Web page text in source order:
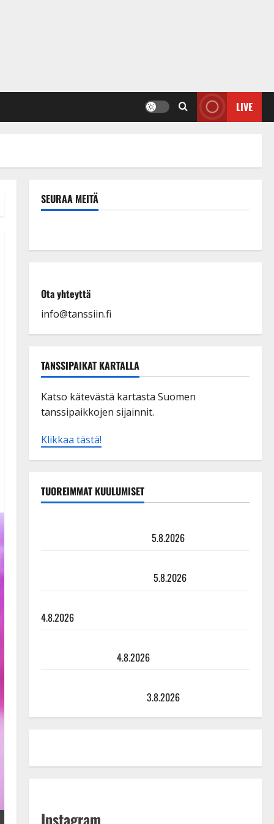
LIVE
SEURAA MEITÄ
Ota yhteyttä
info@tanssiin.fi
TANSSIPAIKAT KARTALLA
Katso kätevästä kartasta Suomen
tanssipaikkojen sijainnit.
Klikkaa tästä!
TUOREIMMAT KUULUMISET
5.8.2026
5.8.2026
4.8.2026
4.8.2026
3.8.2026
Instagram